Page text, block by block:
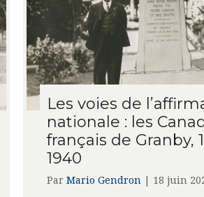
Les voies de
nationale : les
français de Granby,
1940
Par Mario Gendron | 18 juin